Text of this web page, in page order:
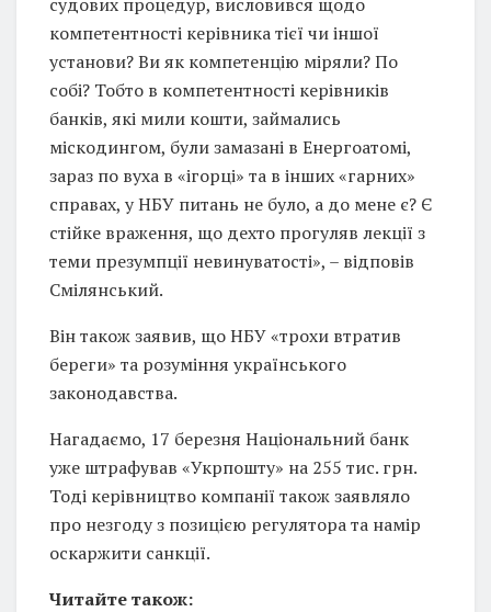
компетентності керівника тієї чи іншої
установи? Ви як компетенцію міряли? По
собі? Тобто в компетентності керівників
банків, які мили кошти, займались
міскодингом, були замазані в Енергоатомі,
зараз по вуха в «ігорці» та в інших «гарних»
справах, у НБУ питань не було, а до мене є? Є
стійке враження, що дехто прогуляв лекції з
теми презумпції невинуватості», – відповів
Смілянський.
Він також заявив, що НБУ «трохи втратив
береги» та розуміння українського
законодавства.
Нагадаємо, 17 березня Національний банк
уже штрафував «Укрпошту» на 255 тис. грн.
Тоді керівництво компанії також заявляло
про незгоду з позицією регулятора та намір
оскаржити санкції.
Читайте також: